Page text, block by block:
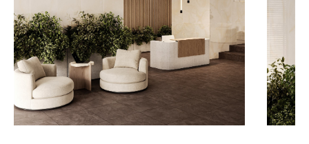
Посмотреть все проекты